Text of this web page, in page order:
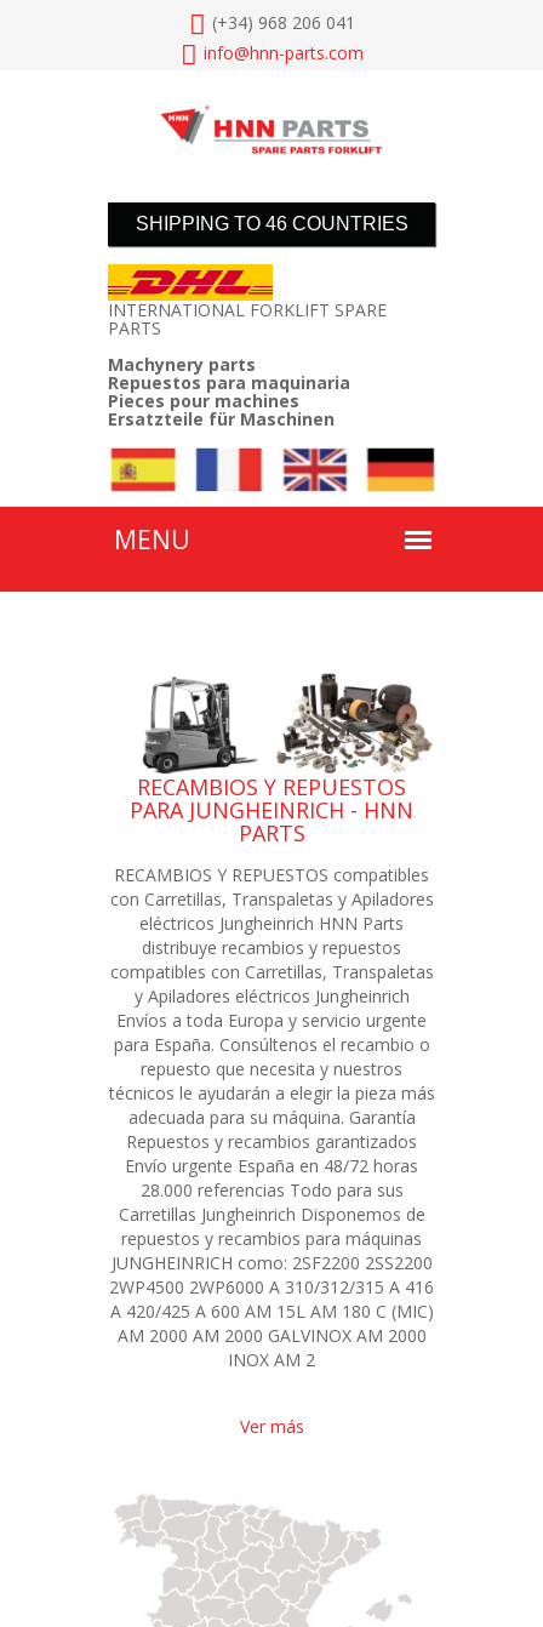
(+34) 968 206 041
info@hnn-parts.com
SHIPPING TO 46 COUNTRIES
INTERNATIONAL FORKLIFT SPARE
PARTS
Machynery parts
Repuestos para maquinaria
Pieces pour machines
Ersatzteile für Maschinen
RECAMBIOS Y REPUESTOS
PARA JUNGHEINRICH - HNN
PARTS
RECAMBIOS Y REPUESTOS compatibles
con Carretillas, Transpaletas y Apiladores
eléctricos Jungheinrich HNN Parts
distribuye recambios y repuestos
compatibles con Carretillas, Transpaletas
y Apiladores eléctricos Jungheinrich
Envíos a toda Europa y servicio urgente
para España. Consúltenos el recambio o
repuesto que necesita y nuestros
técnicos le ayudarán a elegir la pieza más
adecuada para su máquina. Garantía
Repuestos y recambios garantizados
Envío urgente España en 48/72 horas
28.000 referencias Todo para sus
Carretillas Jungheinrich Disponemos de
repuestos y recambios para máquinas
JUNGHEINRICH como: 2SF2200 2SS2200
2WP4500 2WP6000 A 310/312/315 A 416
A 420/425 A 600 AM 15L AM 180 C (MIC)
AM 2000 AM 2000 GALVINOX AM 2000
INOX AM 2
Ver más